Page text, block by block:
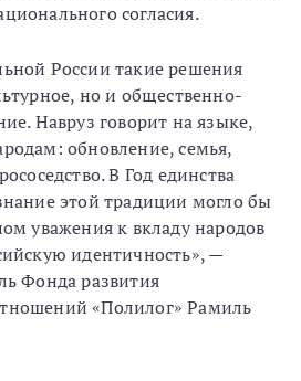
согласия.
России такие решения
но и общественно-
Навруз говорит на языке,
обновление, семья,
В Год единства
этой традиции могло бы
уважения к вкладу народов
идентичность», —
Фонда развития
«Полилог» Рамиль